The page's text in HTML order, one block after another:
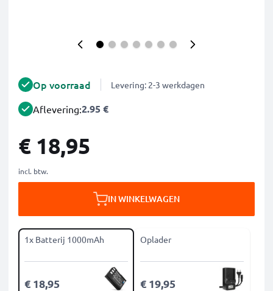
Op voorraad Levering: 2-3 werkdagen
Aflevering:2.95 €
€ 18,95
incl. btw.
IN WINKELWAGEN
1x Batterij 1000mAh
€ 18,95
Oplader
€ 19,95